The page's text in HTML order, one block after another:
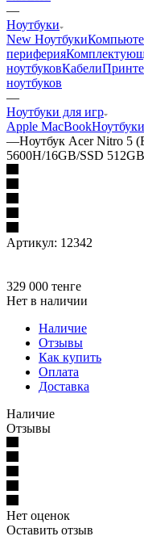
—
Ноутбуки
New Ноутбуки
периферия
ноутбуковКабели
ноутбуков
—
Ноутбуки для игр
Apple MacBook
—Ноутбук Acer Nitro 5
5600H/16GB/SSD
Артикул: 12342
329 000 тенге
Нет в наличии
Наличие
Отзывы
Как купить
Оплата
Доставка
Наличие
Отзывы
Нет оценок
Оставить отзыв